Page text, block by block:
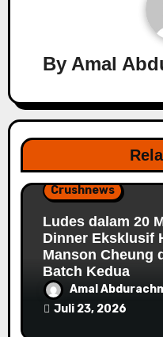
By Amal
Crushnews
Ludes dalam 20
Dinner Eksklusif
Manson Cheung
Batch Kedua
Amal
Juli 23, 2026